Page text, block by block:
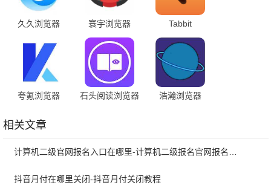
久久浏览器 寰宇浏览器 Tabbit
夸氪浏览器
石头阅读浏览器
浩瀚浏览器
相关文章
抖音月付在哪里关闭-抖音月付关闭教程